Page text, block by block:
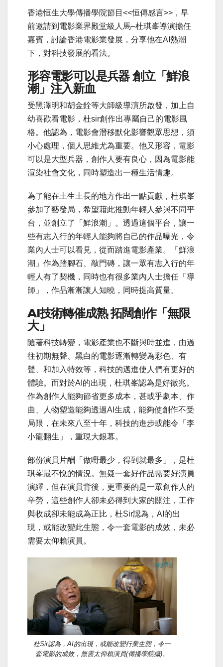
香港恒生大學傳播學院節目<<恒傳感言>>，早
前邀請到電影業界殿堂級人馬–杜琪峯導演擔任
嘉賓，討論香港電影業發展，分享他在AI熱潮
下，對科技發展的看法。
形容電影可以是兵器創立「鮮浪
潮」注入新血
受黑澤明和胡金銓等大師級導演所啟發，加上自
幼喜歡看電影，杜sir創作出專屬自己的電影風
格。他認為，電影會潛移默化影響觀眾思想，須
小心處理，個人思維尤為重要。他又形容，電影
可以是大型兵器，創作人要有良心，因為電影能
渲染社會文化，同時塑造出一種生活情趣。
為了能在土生土長的地方作出一點貢獻，杜琪峯
參加了藝發局，希望藉此推動年輕人參與不同平
台，並創立了「鮮浪潮」。透過這個平台，讓一
些有志入行的年輕人能夠將自己的作品曝光，令
業內人士可以看見，從而踏進電影產業。「鮮浪
潮」作為踏腳石、敲門磚，讓一眾有志入行的年
輕人有了契機，同時也有很多業內人士擔任「導
師」，作品漸漸讓人知曉，同時提高質量。
AI技術轉催成熟拓闊創作「無限
大」
隨著科技轉變，電影產業也不斷與時並進，由過
往初期無聲、黑白的電影逐漸轉變為彩色、有
聲、和加入特效等，科技的邁進使人們有更好的
體驗。而對於AI的出現，杜琪峯認為是好徵兆。
作為創作人能夠節省更多成本，甚或乎劇本、作
曲、人物塑造能夠透過AI生成，能夠使創作不受
局限，在未來八至十年，科技的進步或能令「李
小龍翻生」，重現大銀幕。
部份演員片酬「做嘢最少，得到就最多」，是杜
琪峯最不悅的情況。無疑一套好作品需要好演員
演繹，但在演員背後，更重要的是一眾創作人的
辛勞，這些創作人卻未必得到大家的關注，工作
與收成卻未能成為正比，杜Sir認為，AI的出
現，或能改變此生態，令一套電影的成效，未必
需要太仰賴演員。
杜Sir認為，AI的出現，或能改變行業生態，令一
套電影的成效，無需太仰賴演員(傳播學院攝)。